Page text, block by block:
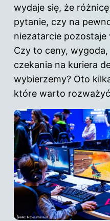
wydaje się, że
pytanie, czy na
niezatarcie pozostaje
Czy to ceny,
czekania na kuriera
wybierzemy? Oto
które warto